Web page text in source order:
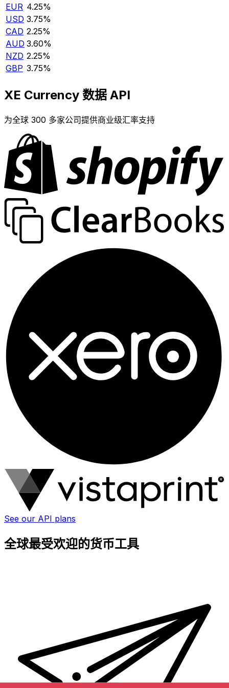
EUR 4.25%
USD 3.75%
CAD 2.25%
AUD 3.60%
NZD 2.25%
GBP 3.75%
XE Currency 数据 API
为全球 300 多家公司提供商业级汇率支持
See our API plans
全球最受欢迎的货币工具